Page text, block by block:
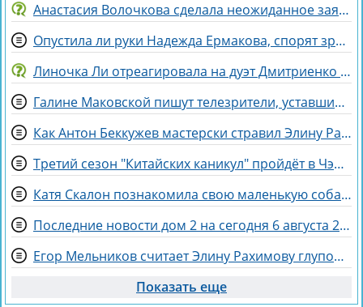
Анастасия Волочкова сделала неожиданное заявление о дочери
Опустила ли руки Надежда Ермакова, спорят зрители Дома 2
Линочка Ли отреагировала на дуэт Дмитриенко с сестрой, сделав неожиданное заявление
Галине Маковской пишут телезрители, уставшие от Элины Рахимовой
Как Антон Беккужев мастерски стравил Элину Рахимову и Веронику Гракович
Третий сезон "Китайских каникул" пройдёт в Чэнду - самом счастливом городе Китая
Катя Скалон познакомила свою маленькую собаку Еву с большим другом Женей
Последние новости дом 2 на сегодня 6 августа 2026
Егор Мельников считает Элину Рахимову глупой и профдеформированной
Показать еще